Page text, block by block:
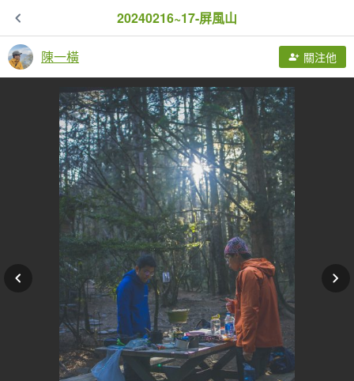
20240216~17-屏風山
陳一橫 關注他